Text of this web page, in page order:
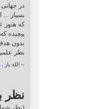
در
بسیار
که هنوز
پیچیده
بدون
نظر
-- الله یار ،
نظر
(نظر